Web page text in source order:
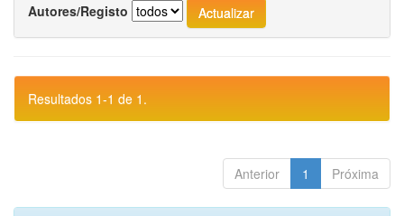
Autores/Registo
Resultados 1-1 de 1.
Anterior 1 Próxima